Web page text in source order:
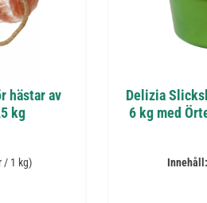
hästar av
kg
/ 1 kg)
Delizia
6 kg med
Innehåll: